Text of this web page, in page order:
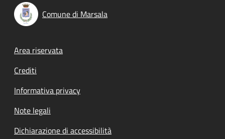
Comune di Marsala
Footer menu
Area riservata
Crediti
Informativa privacy
Note legali
Dichiarazione di accessibilità